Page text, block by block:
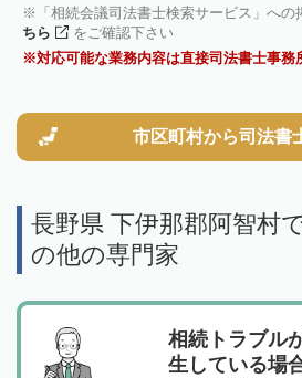
「相続会議司法書士検索サービス」へ
ちら
をご確認下さい
対応可能な業務内容は直接司法書士事務
市区町村から司法書
長野県 下伊那郡阿智村
の他の専門家
相続トラブル
生している場